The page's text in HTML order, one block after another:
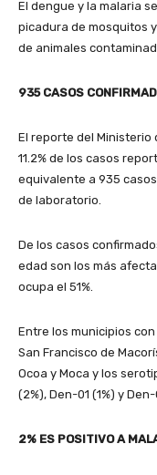
El dengue y la malaria
picadura de mosquitos
de animales
935 CASOS
El reporte del Ministerio
11.2% de los casos
equivalente a 935
de laboratorio.
De los casos
edad son los más
ocupa el 51%.
Entre los municipios
San Francisco de
Ocoa y Moca y los
(2%), Den-01 (1%) y Den-
2% ES POSITIVO A